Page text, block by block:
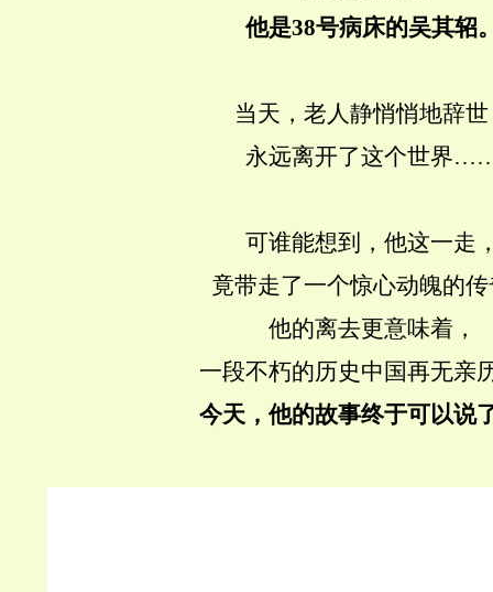
他是38号病床的吴其轺
当天，老人静悄悄地辞
永远离开了这个世界
可谁能想到，他这一走
竟带走了一个惊心动魄的
他的离去更意味着，
一段不朽的历史中国再无亲
今天，他的故事终于可以